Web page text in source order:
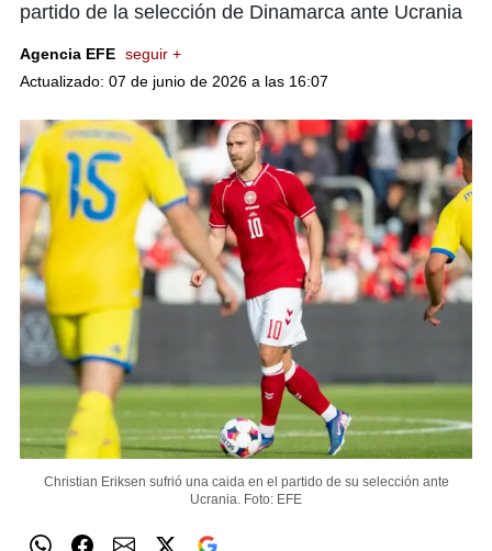
partido de la selección de Dinamarca ante Ucrania
Agencia EFE seguir +
Actualizado: 07 de junio de 2026 a las 16:07
Christian Eriksen sufrió una caida en el partido de su selección ante
Ucrania. Foto: EFE